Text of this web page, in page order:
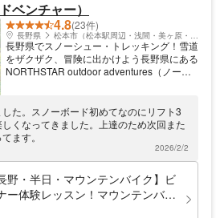
すね！ぜひ冬もお願いします⛷ ありがと
ベンチャー）
4.8(23件)
長野県 松本市（松本駅周辺・浅間・美ヶ原・塩尻）
長野県でスノーシュー・トレッキング！雪道
をザクザク、冒険に出かけよう長野県にある
NORTHSTAR outdoor adventures（ノース
開催しています。乗鞍高原の壮大なロケーシ
ョンの中、じっくりウォーキングを楽しみま
しょう。スノーシューはスキー板よりも歩き
やすく、初心者も体験しやすいアクティビテ
ィです。
た。スノーボード初めてなのにリフト3
くなってきました。上達のため次回また
ます。
2026/2/2
野・半日・マウンテンバイク】ビ
ー体験レッスン！マウンテンバイ